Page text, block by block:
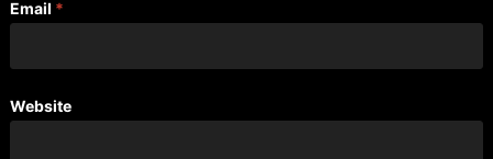
Email *
Website